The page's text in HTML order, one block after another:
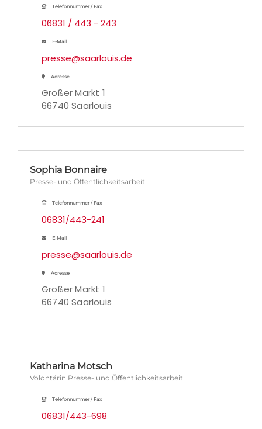
Telefonnummer / Fax
06831 / 443 - 243
E-Mail
presse@saarlouis.de
Adresse
Großer Markt 1
66740 Saarlouis
Sophia Bonnaire
Presse- und Öffentlichkeitsarbeit
Telefonnummer / Fax
06831/443-241
E-Mail
presse@saarlouis.de
Adresse
Großer Markt 1
66740 Saarlouis
Katharina Motsch
Volontärin Presse- und Öffentlichkeitsarbeit
Telefonnummer / Fax
06831/443-698